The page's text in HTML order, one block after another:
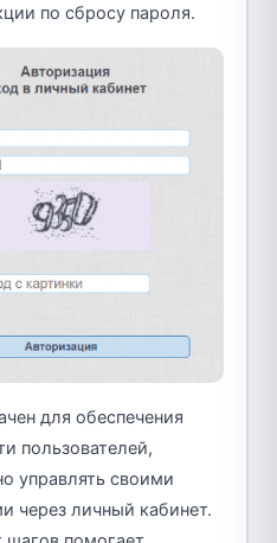
по сбросу пароля.
для обеспечения
пользователей,
управлять своими
через личный кабинет.